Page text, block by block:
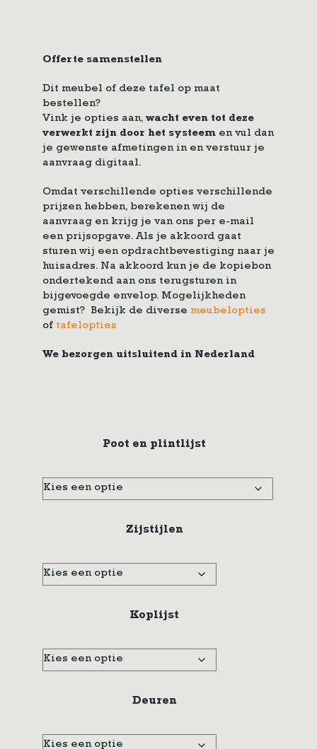
Offerte samenstellen
Dit meubel of deze tafel op maat
bestellen?
Vink je opties aan, wacht even tot deze
verwerkt zijn door het systeem en vul dan
je gewenste afmetingen in en verstuur je
aanvraag digitaal.
Omdat verschillende opties verschillende
prijzen hebben, berekenen wij de
aanvraag en krijg je van ons per e-mail
een prijsopgave. Als je akkoord gaat
sturen wij een opdrachtbevestiging naar je
huisadres. Na akkoord kun je de kopiebon
ondertekend aan ons terugsturen in
bijgevoegde envelop. Mogelijkheden
gemist? Bekijk de diverse meubelopties
of tafelopties
We bezorgen uitsluitend in Nederland
Poot en plintlijst
Zijstijlen
Koplijst
Deuren